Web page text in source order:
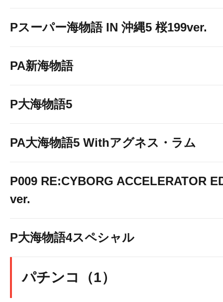
Pスーパー海物語 IN 沖縄5 桜199ver.
PA新海物語
P大海物語5
PA大海物語5 Withアグネス・ラム
P009 RE:CYBORG ACCELERATOR
ver.
P大海物語4スペシャル
パチンコ（1）